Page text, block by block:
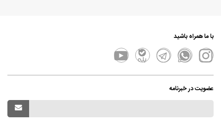
با ما همراه باشید
عضویت در خبرنامه